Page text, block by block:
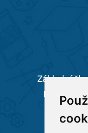
Základní
Pěší 66/1,